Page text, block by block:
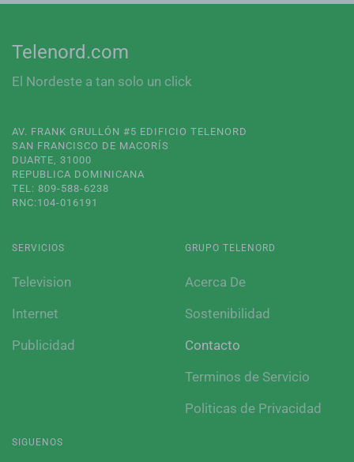
Telenord.com
El Nordeste a tan solo un click
AV. FRANK GRULLÓN #5 EDIFICIO TELENORD
SAN FRANCISCO DE MACORÍS
DUARTE, 31000
REPUBLICA DOMINICANA
TEL: 809-588-6238
RNC:104-016191
SERVICIOS
Television
Internet
Publicidad
GRUPO TELENORD
Acerca De
Sostenibilidad
Contacto
Terminos de Servicio
Politicas de Privacidad
SIGUENOS